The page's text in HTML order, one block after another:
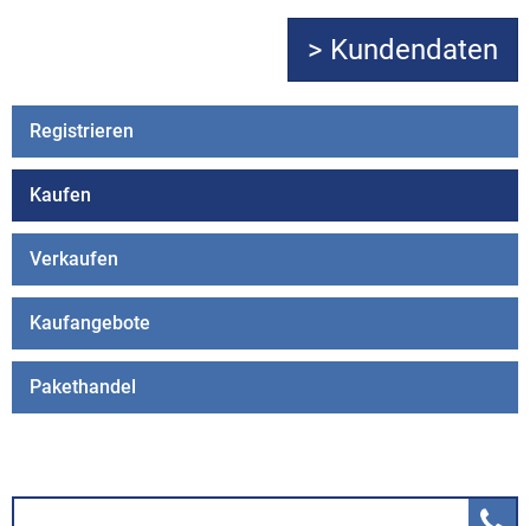
Registrieren
Kaufen
Verkaufen
Kaufangebote
Pakethandel